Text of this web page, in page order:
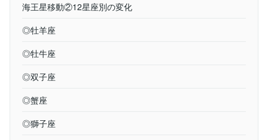
海王星移動②12星座別の変化
◎牡羊座
◎牡牛座
◎双子座
◎蟹座
◎獅子座